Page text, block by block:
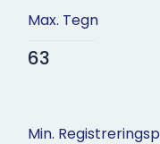
Max. Tegn
63
Min.